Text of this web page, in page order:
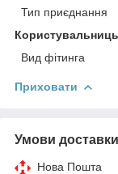
Тип приєднання
Вид фітинга
Приховати
Умови доставки
Нова Пошта